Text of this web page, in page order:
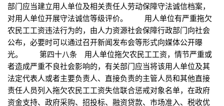
部门应当建立用人单位及相关责任人劳动保障守法诚信档案，
对用人单位开展守法诚信等级评价。 用人单位有严重拖欠
农民工工资违法行为的，由人力资源社会保障行政部门向社会
公布，必要时可以通过召开新闻发布会等形式向媒体公开曝
光。 第四十八条 用人单位拖欠农民工工资，情节严重或
者造成严重不良社会影响的，有关部门应当将该用人单位及其
法定代表人或者主要负责人、直接负责的主管人员和其他直接
责任人员列入拖欠农民工工资失信联合惩戒对象名单，在政府
资金支持、政府采购、招投标、融资贷款、市场准入、税收优